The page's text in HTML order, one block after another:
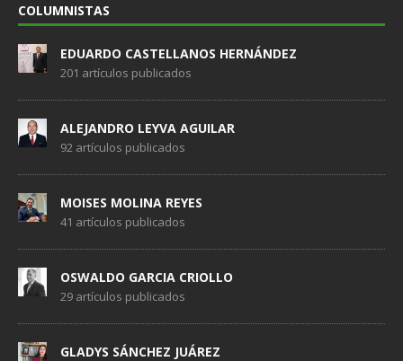
COLUMNISTAS
EDUARDO CASTELLANOS HERNÁNDEZ
201 artículos publicados
ALEJANDRO LEYVA AGUILAR
92 artículos publicados
MOISES MOLINA REYES
41 artículos publicados
OSWALDO GARCIA CRIOLLO
29 artículos publicados
GLADYS SÁNCHEZ JUÁREZ